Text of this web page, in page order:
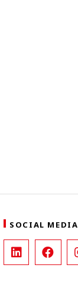
SOCIAL MEDIA